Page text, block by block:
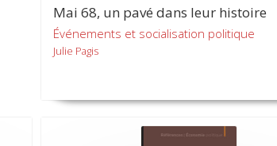
Mai 68, un pavé dans leur histoire
Événements et socialisation politique
Julie Pagis